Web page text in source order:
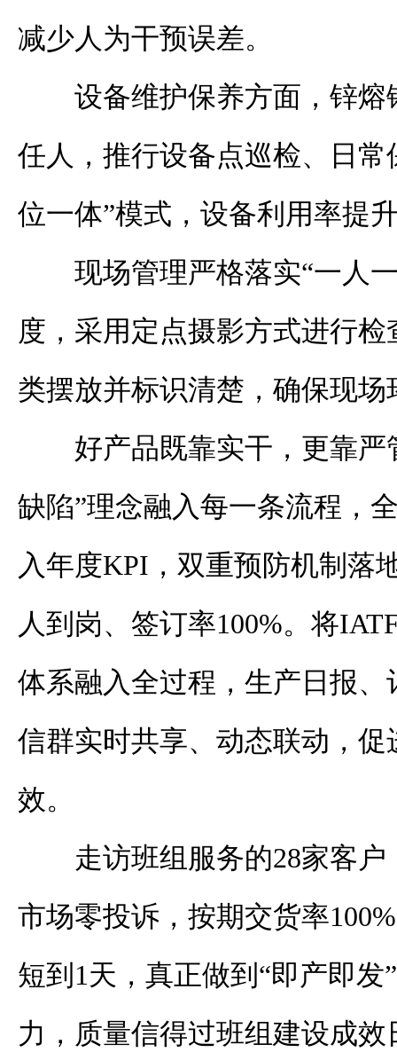
减少人为干预误差。
设备维护保养方面，锌
任人，推行设备点巡检、日常
位一体”模式，设备利用率提
现场管理严格落实“一人
度，采用定点摄影方式进行
类摆放并标识清楚，确保现
好产品既靠实干，更靠严
缺陷”理念融入每一条流程，
入年度KPI，双重预防机制落
人到岗、签订率100%。将
体系融入全过程，生产日报
信群实时共享、动态联动，
效。
走访班组服务的28家客户
市场零投诉，按期交货率
短到1天，真正做到“即产即
力，质量信得过班组建设成效